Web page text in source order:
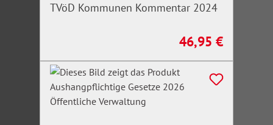
TVöD Kommunen Kommentar 2024
Regulärer Preis:
46,95 €